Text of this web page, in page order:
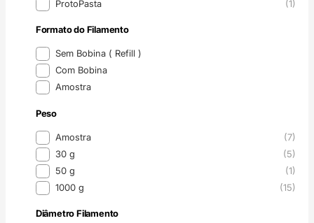
ProtoPasta
(1)
Formato do Filamento
Formato do Filamento
Sem Bobina ( Refill )
Com Bobina
Amostra
Peso
Peso Amostra
(7)
30 g
(5)
50 g
(1)
1000 g
(15)
Diâmetro Filamento